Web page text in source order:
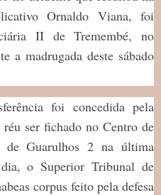
Ornaldo Viana, foi
II de Tremembé, no
a madrugada deste sábado
foi concedida pela
réu ser fichado no Centro de
de Guarulhos 2 na última
o Superior Tribunal de
corpus feito pela defesa